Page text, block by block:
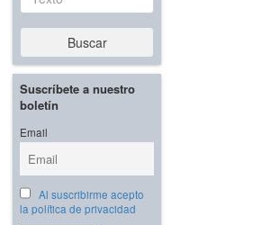
Buscar
Suscríbete a nuestro
boletín
Email
Al suscribirme acepto
la política de privacidad